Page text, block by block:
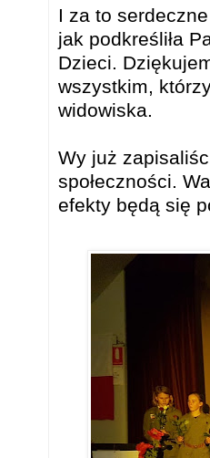
I za to
jak podkreśliła
Dzieci.
wszystkim,
widowiska.
Wy już
społeczności.
efekty będą się